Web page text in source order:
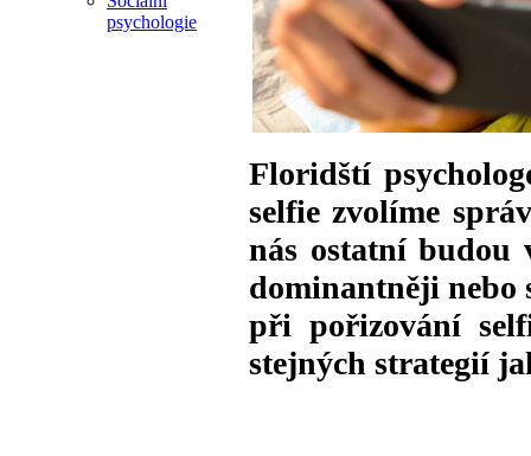
psychologie
Floridští
selfie zvolíme
nás ostatní budou
dominantněji nebo
při pořizování
stejných strategií